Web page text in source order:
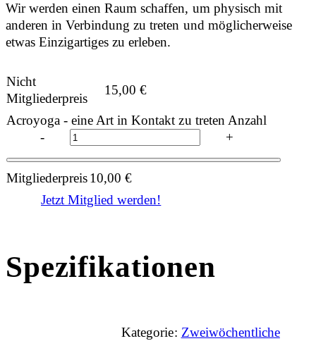
Wir werden einen Raum schaffen, um physisch mit
anderen in Verbindung zu treten und möglicherweise
etwas Einzigartiges zu erleben.
Nicht
Mitgliederpreis
15,00€
Acroyoga - eine Art in Kontakt zu treten Anzahl
-
+
Mitgliederpreis10,00€
Jetzt Mitglied werden!
Spezifikationen
Kategorie: Zweiwöchentliche